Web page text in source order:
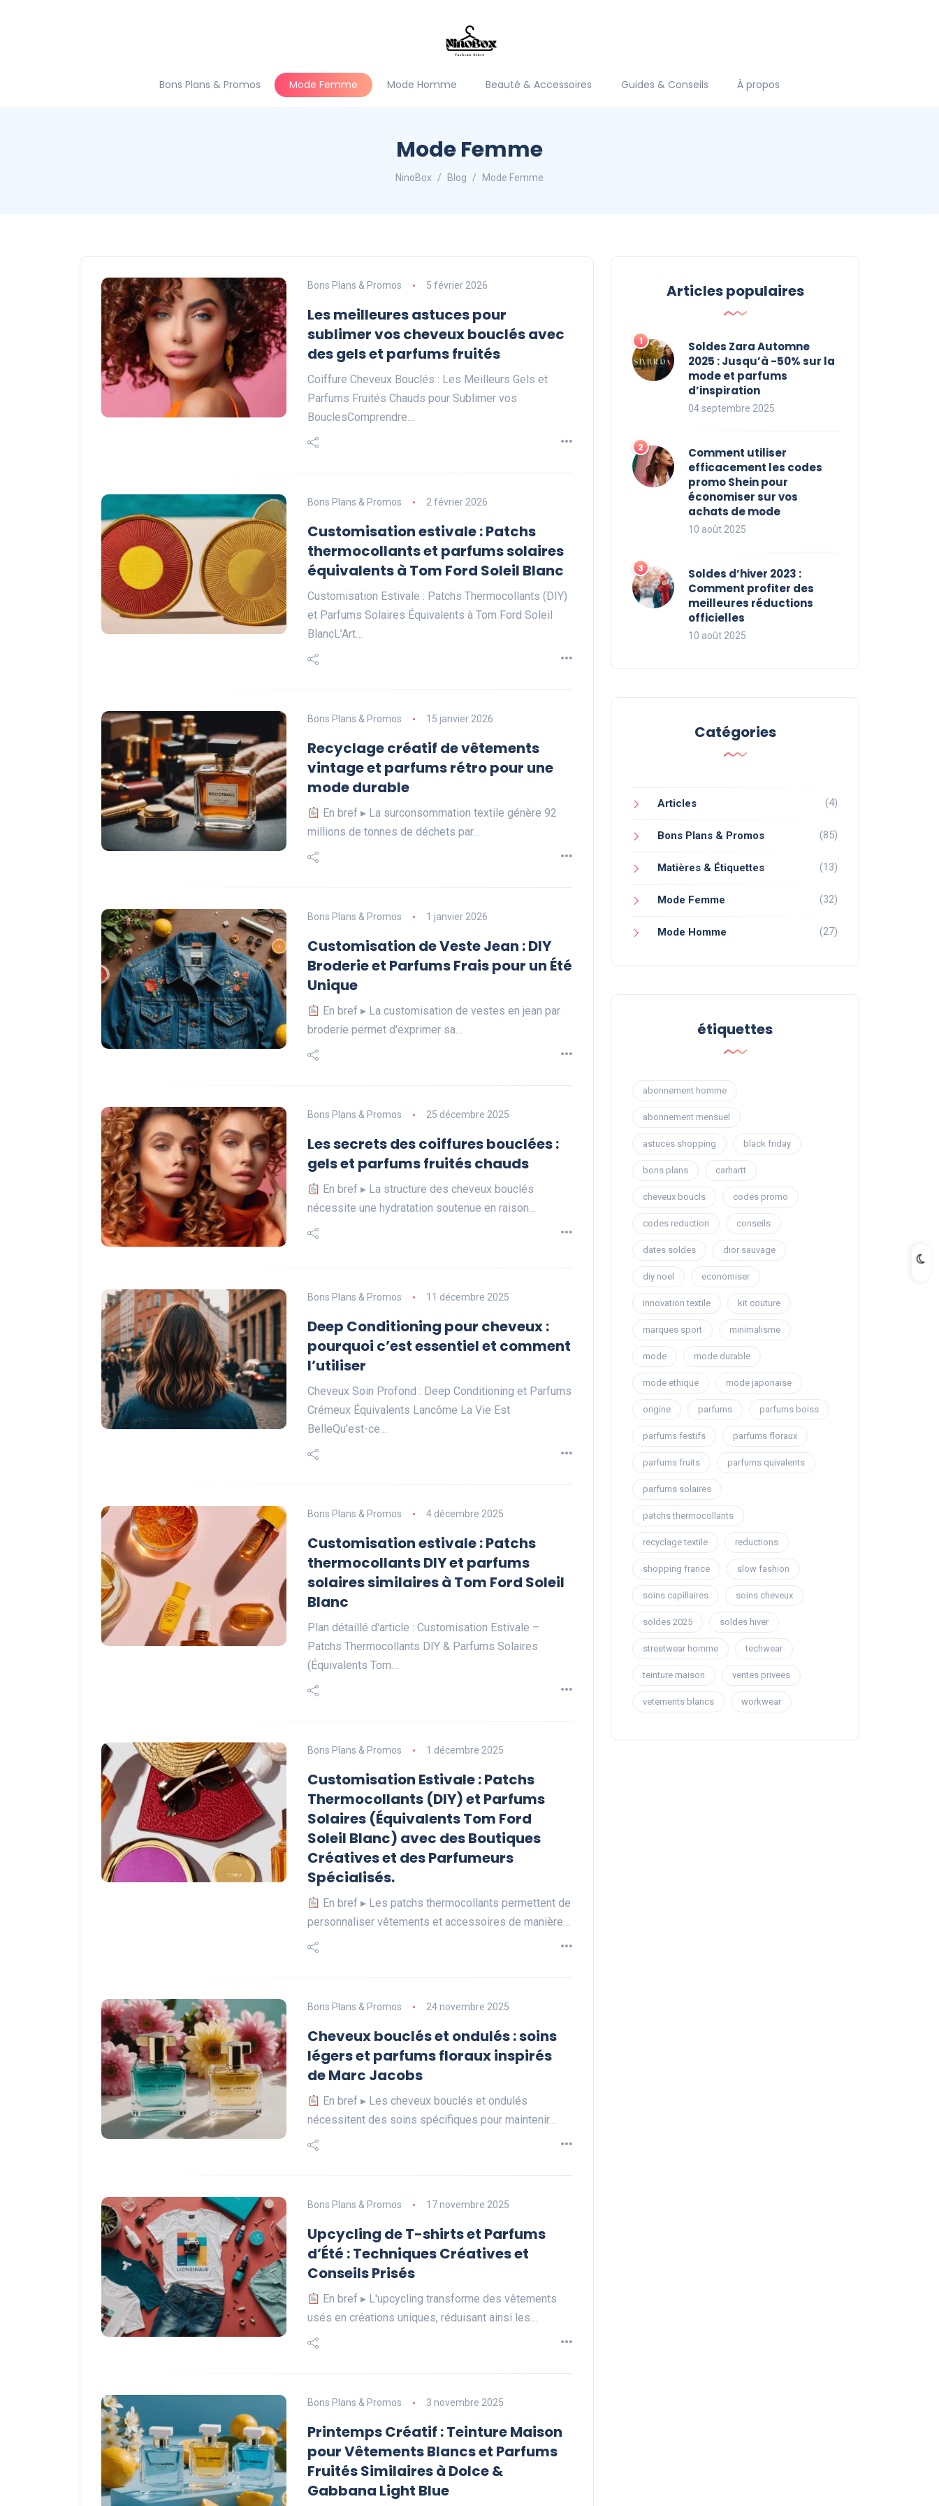
Bons Plans & Promos Mode Femme Mode Homme Beauté & Accessoires Guides & Conseils À propos
Mode Femme
NinoBox Blog Mode Femme
Bons Plans & Promos 5 février 2026
Les meilleures astuces pour
sublimer vos cheveux bouclés avec
des gels et parfums fruités
Coiffure Cheveux Bouclés : Les Meilleurs Gels et
Parfums Fruités Chauds pour Sublimer vos
BouclesComprendre…
Bons Plans & Promos 2 février 2026
Customisation estivale : Patchs
thermocollants et parfums solaires
équivalents à Tom Ford Soleil Blanc
Customisation Estivale : Patchs Thermocollants (DIY)
et Parfums Solaires Équivalents à Tom Ford Soleil
BlancL’Art…
Bons Plans & Promos 15 janvier 2026
Recyclage créatif de vêtements
vintage et parfums rétro pour une
mode durable
En bref ▸ La surconsommation textile génère 92
millions de tonnes de déchets par…
Bons Plans & Promos 1 janvier 2026
Customisation de Veste Jean : DIY
Broderie et Parfums Frais pour un Été
Unique
En bref ▸ La customisation de vestes en jean par
broderie permet d'exprimer sa…
Bons Plans & Promos 25 décembre 2025
Les secrets des coiffures bouclées :
gels et parfums fruités chauds
En bref ▸ La structure des cheveux bouclés
nécessite une hydratation soutenue en raison…
Bons Plans & Promos 11 décembre 2025
Deep Conditioning pour cheveux :
pourquoi c’est essentiel et comment
l’utiliser
Cheveux Soin Profond : Deep Conditioning et Parfums
Crémeux Équivalents Lancôme La Vie Est
BelleQu'est-ce…
Bons Plans & Promos 4 décembre 2025
Customisation estivale : Patchs
thermocollants DIY et parfums
solaires similaires à Tom Ford Soleil
Blanc
Plan détaillé d'article : Customisation Estivale –
Patchs Thermocollants DIY & Parfums Solaires
(Équivalents Tom…
Bons Plans & Promos 1 décembre 2025
Customisation Estivale : Patchs
Thermocollants (DIY) et Parfums
Solaires (Équivalents Tom Ford
Soleil Blanc) avec des Boutiques
Créatives et des Parfumeurs
Spécialisés.
En bref ▸ Les patchs thermocollants permettent de
personnaliser vêtements et accessoires de manière…
Bons Plans & Promos 24 novembre 2025
Cheveux bouclés et ondulés : soins
légers et parfums floraux inspirés
de Marc Jacobs
En bref ▸ Les cheveux bouclés et ondulés
nécessitent des soins spécifiques pour maintenir…
Bons Plans & Promos 17 novembre 2025
Upcycling de T-shirts et Parfums
d’Été : Techniques Créatives et
Conseils Prisés
En bref ▸ L'upcycling transforme des vêtements
usés en créations uniques, réduisant ainsi les…
Bons Plans & Promos 3 novembre 2025
Printemps Créatif : Teinture Maison
pour Vêtements Blancs et Parfums
Fruités Similaires à Dolce &
Gabbana Light Blue
Articles populaires
Soldes Zara Automne
2025 : Jusqu’à -50% sur la
mode et parfums
d’inspiration
04 septembre 2025
Comment utiliser
efficacement les codes
promo Shein pour
économiser sur vos
achats de mode
10 août 2025
Soldes d’hiver 2023 :
Comment profiter des
meilleures réductions
officielles
10 août 2025
Catégories
Articles (4)
Bons Plans & Promos (85)
Matières & Étiquettes (13)
Mode Femme (32)
Mode Homme (27)
étiquettes
abonnement homme
abonnement mensuel
astuces shopping black friday
bons plans carhartt
cheveux boucls codes promo
codes reduction conseils
dates soldes dior sauvage
diy noel economiser
innovation textile kit couture
marques sport minimalisme
mode mode durable
mode ethique mode japonaise
origine parfums parfums boiss
parfums festifs parfums floraux
parfums fruits parfums quivalents
parfums solaires
patchs thermocollants
recyclage textile reductions
shopping france slow fashion
soins capillaires soins cheveux
soldes 2025 soldes hiver
streetwear homme techwear
teinture maison ventes privees
vetements blancs workwear